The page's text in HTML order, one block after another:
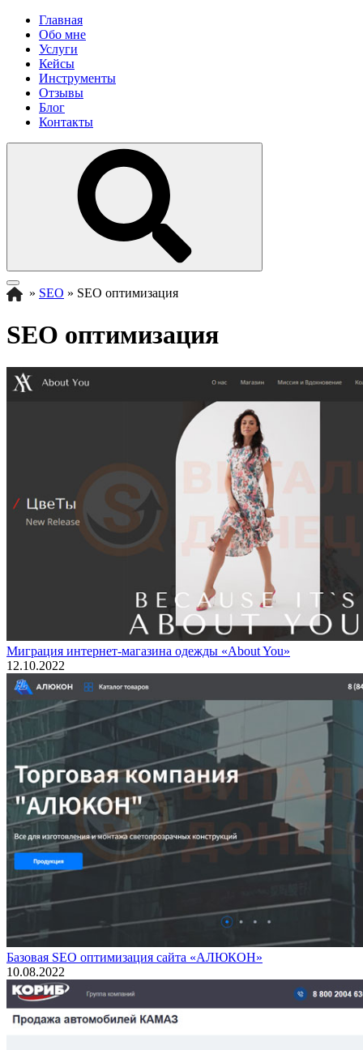
Главная
Обо мне
Услуги
Кейсы
Инструменты
Отзывы
Блог
Контакты
» SEO » SEO оптимизация
SEO оптимизация
Миграция интернет-магазина одежды «About You»
12.10.2022
Базовая SEO оптимизация сайта «АЛЮКОН»
10.08.2022